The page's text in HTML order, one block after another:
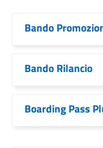
Bando
Bando Rilancio
Boarding Pass